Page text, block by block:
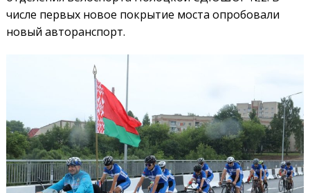
числе первых новое покрытие моста опробовали
новый авторанспорт.